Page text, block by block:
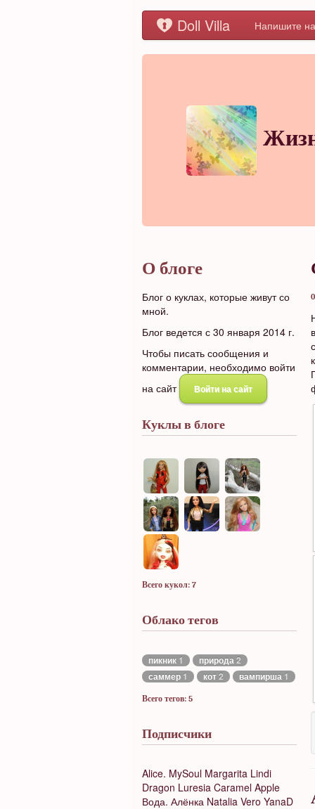
Doll Villa Напишите
О блоге
Блог о куклах, которые живут со
мной.
Блог ведется с 30 января 2014 г.
Чтобы писать сообщения и
комментарии, необходимо войти
на сайт
Войти на сайт
Куклы в блоге
Всего кукол: 7
Облако тегов
пикник 1 природа2
саммер 1 кот2 вампирша 1
Всего тегов: 5
Подписчики
Alice. MySoul Margarita Lindi
Dragon Luresia Caramel Apple
Вода. Алёнка Natalia Vero YanaD